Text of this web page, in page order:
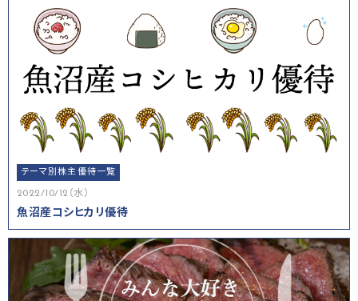
テーマ別株主優待一覧
2022/10/12（水）
魚沼産コシヒカリ優待